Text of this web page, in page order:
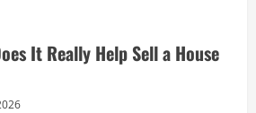
It Really Help Sell a House